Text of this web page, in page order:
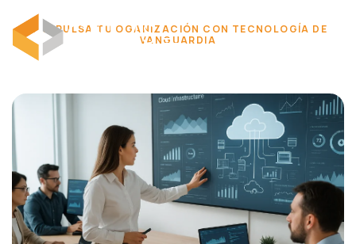
IMPULSA TU OGANIZACIÓN CON TECNOLOGÍA DE
VANGUARDIA